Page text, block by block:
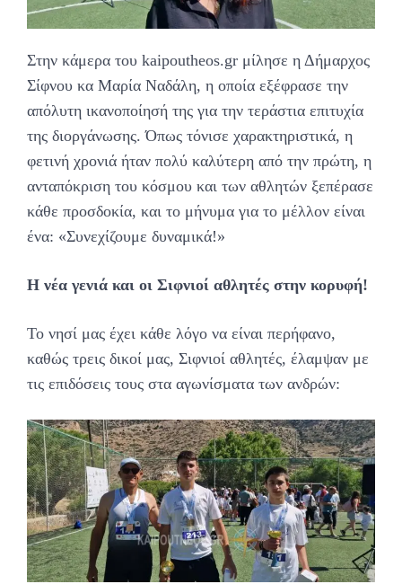
Στην κάμερα του kaipoutheos.gr μίλησε η Δήμαρχος
Σίφνου κα Μαρία Ναδάλη, η οποία εξέφρασε την
απόλυτη ικανοποίησή της για την τεράστια επιτυχία
της διοργάνωσης. Όπως τόνισε χαρακτηριστικά, η
φετινή χρονιά ήταν πολύ καλύτερη από την πρώτη, η
ανταπόκριση του κόσμου και των αθλητών ξεπέρασε
κάθε προσδοκία, και το μήνυμα για το μέλλον είναι
ένα: «Συνεχίζουμε δυναμικά!»
Η νέα γενιά και οι Σιφνιοί αθλητές στην κορυφή!
Το νησί μας έχει κάθε λόγο να είναι περήφανο,
καθώς τρεις δικοί μας, Σιφνιοί αθλητές, έλαμψαν με
τις επιδόσεις τους στα αγωνίσματα των ανδρών: